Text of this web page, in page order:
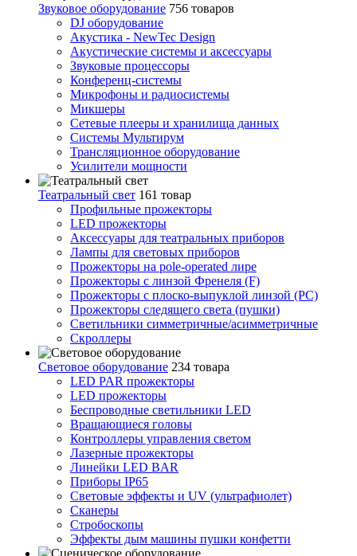
Звуковое оборудование 756 товаров
DJ оборудование
Акустика - NewTec Design
Акустические системы и аксессуары
Звуковые процессоры
Конференц-системы
Микрофоны и радиосистемы
Микшеры
Сетевые плееры и хранилища данных
Системы Мультирум
Трансляционное оборудование
Усилители мощности
Театральный свет 161 товар
Профильные прожекторы
LED прожекторы
Аксессуары для театральных приборов
Лампы для световых приборов
Прожекторы на pole-operated лире
Прожекторы с линзой Френеля (F)
Прожекторы с плоско-выпуклой линзой (PC)
Прожекторы следящего света (пушки)
Светильники симметричные/асимметричные
Скроллеры
Световое оборудование 234 товара
LED PAR прожекторы
LED прожекторы
Беспроводные светильники LED
Вращающиеся головы
Контроллеры управления светом
Лазерные прожекторы
Линейки LED BAR
Приборы IP65
Световые эффекты и UV (ультрафиолет)
Сканеры
Стробоскопы
Эффекты дым машины пушки конфетти